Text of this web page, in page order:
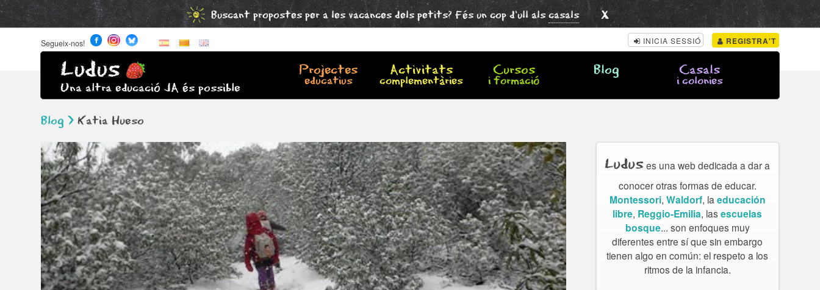
Buscant propostes per a les vacances dels petits? Fés un cop d'ull alscasals x
Segueix-nos! INICIA SESSIÓ REGISTRA'T
Ludus
Una altra educació JA és possible
Projectes
educatius
Activitats
complementàries
Cursos
i formació
Blog Casals
i colonies
Blog > Katia Hueso
Luduses una web dedicada a dar a
conocer otras formas de educar.
Montessori, Waldorf, la educación
libre, Reggio-Emilia, lasescuelas
bosque... son enfoques muy
diferentes entre sí que sin embargo
tienen algo en común: el respeto a los
ritmos de la infancia.